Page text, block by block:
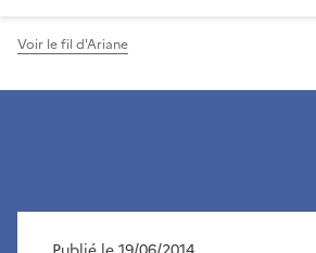
Voir le fil d'Ariane